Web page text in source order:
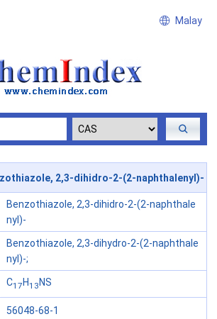
Malay
2,3-dihidro-2-(2-naphthalenyl)-
Benzothiazole, 2,3-dihidro-2-(2-naphthale
nyl)-
Benzothiazole, 2,3-dihydro-2-(2-naphthale
nyl)-;
C17 H13 NS
56048-68-1